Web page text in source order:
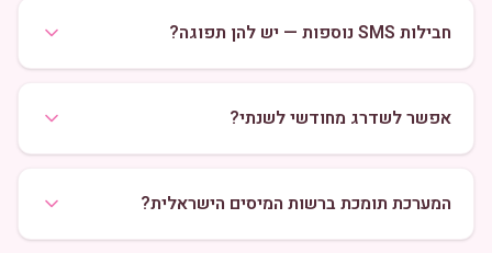
חבילות SMS נוספות — יש להן תפוגה?
אפשר לשדרג מחודשי לשנתי?
המערכת תומכת ברשות המיסים הישראלית?